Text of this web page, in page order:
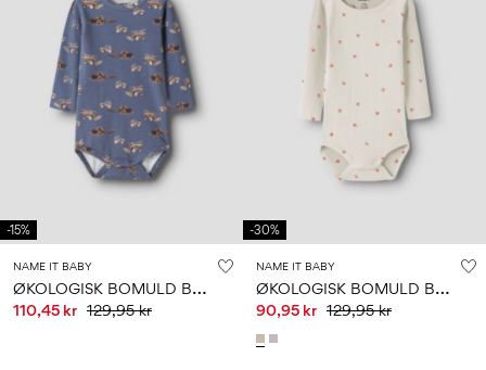
-15%
NAME IT BABY
Ø
KOLOGISK BOMULD BODYSTOCKING
110,45 kr 129,95 kr
-30%
NAME IT BABY
Ø
KOLOGISK BOMULD BODYSTOCKING
90,95 kr 129,95 kr